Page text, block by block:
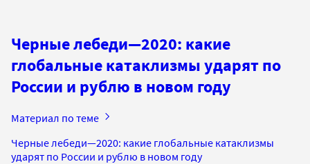
Черные лебеди—2020: какие
глобальные катаклизмы ударят по
России и рублю в новом году
Материал по теме
Черные лебеди—2020: какие глобальные катаклизмы
ударят по России и рублю в новом году